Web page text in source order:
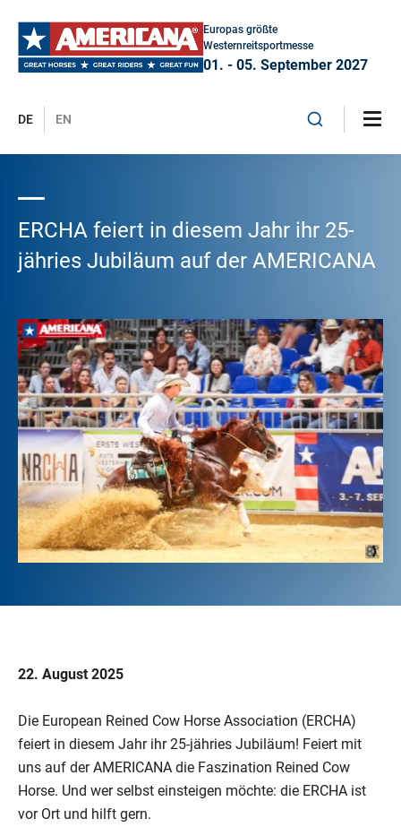
Europas größte
Westernreitsportmesse
01. - 05. September 2027
DE EN
ERCHA feiert in diesem Jahr ihr 25-
jähries Jubiläum auf der AMERICANA
22. August 2025
Die European Reined Cow Horse Association (ERCHA)
feiert in diesem Jahr ihr 25-jähries Jubiläum! Feiert mit
uns auf der AMERICANA die Faszination Reined Cow
Horse. Und wer selbst einsteigen möchte: die ERCHA ist
vor Ort und hilft gern.